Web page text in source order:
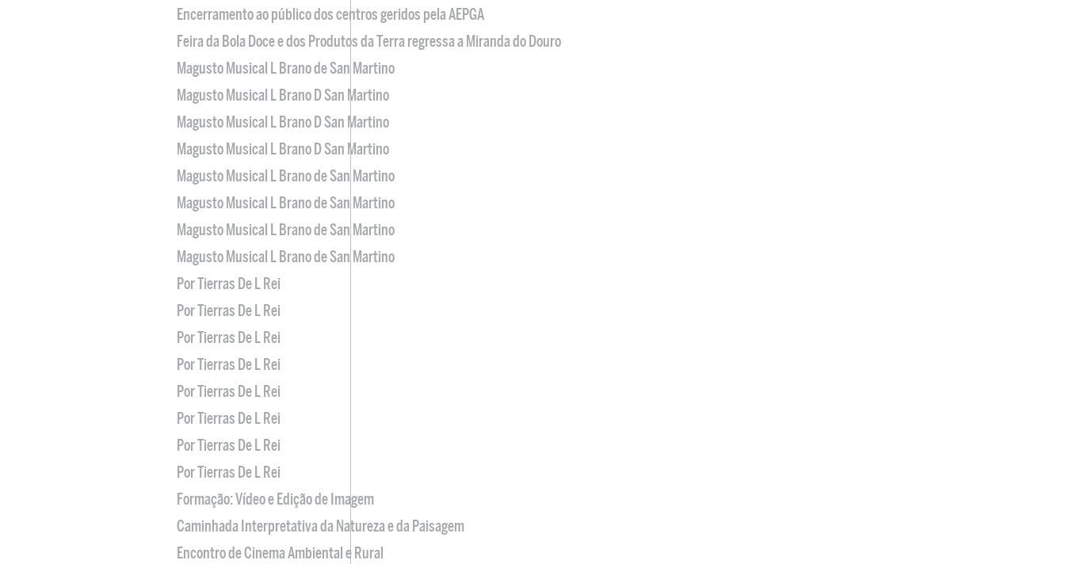
Encerramento ao público dos centros geridos pela AEPGA
Feira da Bola Doce e dos Produtos da Terra regressa a Miranda do Douro
Magusto Musical L Brano de San Martino
Magusto Musical L Brano D San Martino
Magusto Musical L Brano D San Martino
Magusto Musical L Brano D San Martino
Magusto Musical L Brano de San Martino
Magusto Musical L Brano de San Martino
Magusto Musical L Brano de San Martino
Magusto Musical L Brano de San Martino
Por Tierras De L Rei
Por Tierras De L Rei
Por Tierras De L Rei
Por Tierras De L Rei
Por Tierras De L Rei
Por Tierras De L Rei
Por Tierras De L Rei
Por Tierras De L Rei
Formação: Vídeo e Edição de Imagem
Caminhada Interpretativa da Natureza e da Paisagem
Encontro de Cinema Ambiental e Rural